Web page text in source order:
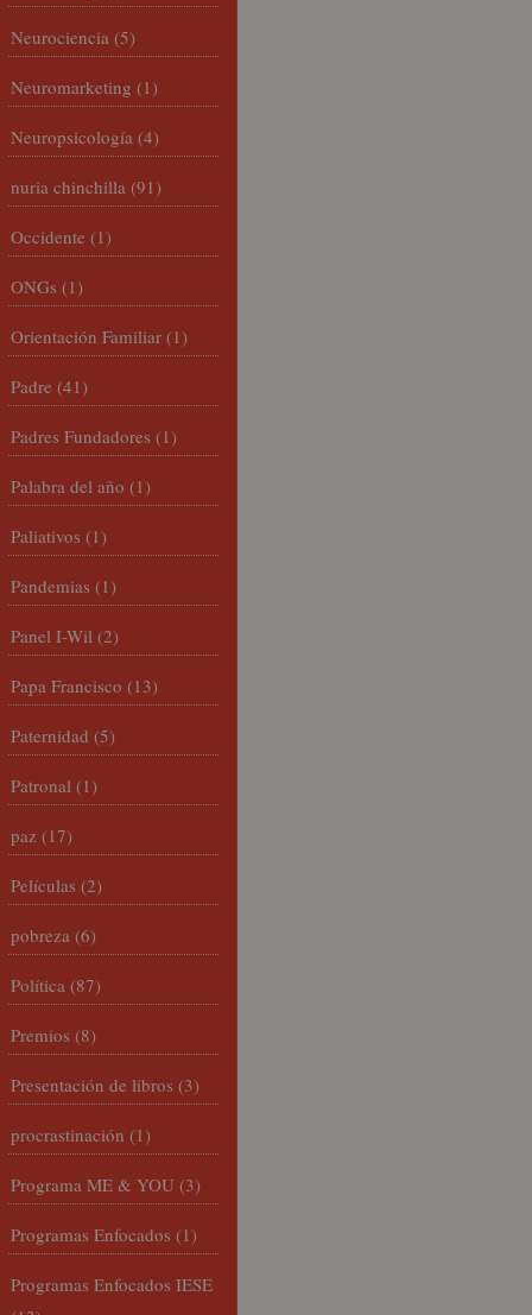
Neurociencia (5)
Neuromarketing (1)
Neuropsicología (4)
nuria chinchilla (91)
Occidente (1)
ONGs (1)
Orientación Familiar (1)
Padre (41)
Padres Fundadores (1)
Palabra del año (1)
Paliativos (1)
Pandemias (1)
Panel I-Wil (2)
Papa Francisco (13)
Paternidad (5)
Patronal (1)
paz (17)
Películas (2)
pobreza (6)
Política (87)
Premios (8)
Presentación de libros (3)
procrastinación (1)
Programa ME & YOU (3)
Programas Enfocados (1)
Programas Enfocados IESE